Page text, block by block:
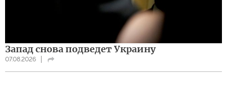
Запад снова подведет Украину
07.08.2026